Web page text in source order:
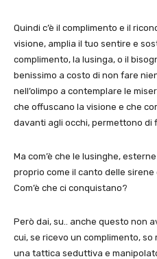
Quindi c’è il complimento e il
visione, amplia il tuo sentire e
complimento, la lusinga, o il
benissimo a costo di non fare
nell’olimpo a contemplare le
che offuscano la visione e che
davanti agli occhi, permettono di
Ma com’è che le lusinghe,
proprio come il canto delle
Com’è che ci conquistano?
Però dai, su.. anche questo non
cui, se ricevo un complimento,
una tattica seduttiva e